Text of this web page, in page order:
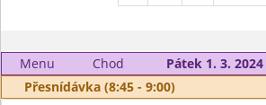
Menu Chod
Pátek 1. 3. 2024
Přesnídávka (8:45 - 9:00)